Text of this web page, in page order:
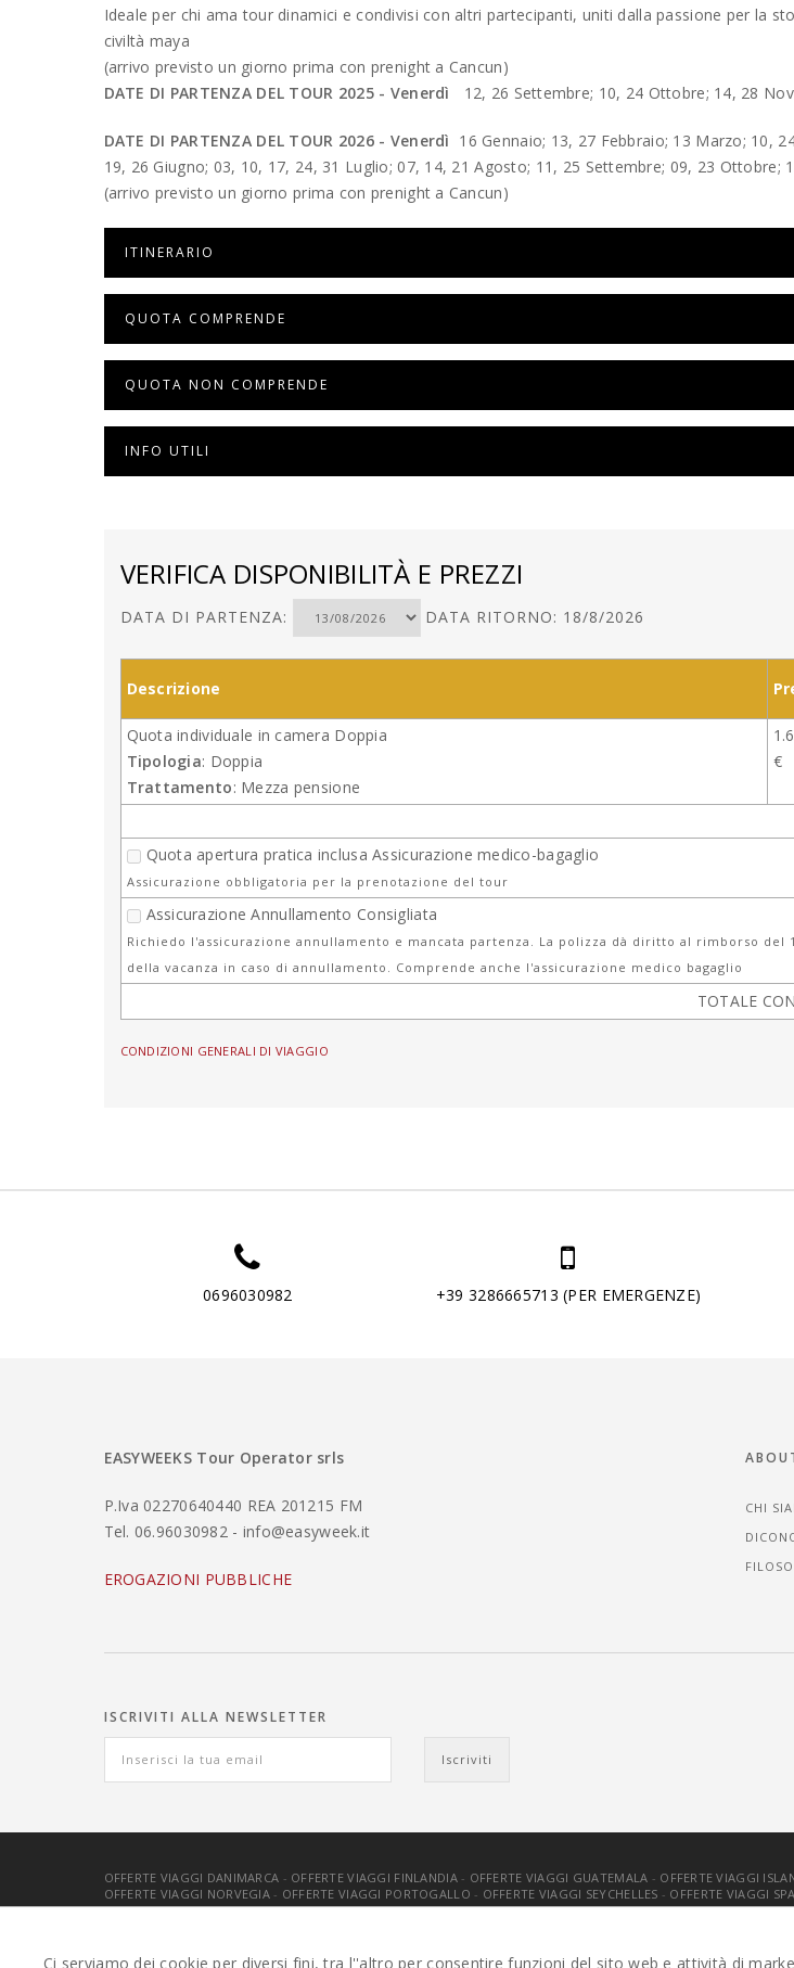
Ideale per chi ama tour dinamici e condivisi con altri partecipanti, uniti dalla passione per la
civiltà maya
(arrivo previsto un giorno prima con prenight a Cancun)
DATE DI PARTENZA DEL TOUR 2025 - Venerdì
12, 26 Settembre; 10, 24 Ottobre; 14, 28
DATE DI PARTENZA DEL TOUR 2026 - Venerdì 16 Gennaio; 13, 27 Febbraio; 13 Marzo; 10,
19, 26 Giugno; 03, 10, 17, 24, 31 Luglio; 07, 14, 21 Agosto; 11, 25 Settembre; 09, 23 Ottobre;
(arrivo previsto un giorno prima con prenight a Cancun)
ITINERARIO
QUOTA COMPRENDE
QUOTA NON COMPRENDE
INFO UTILI
VERIFICA DISPONIBILITÀ E PREZZI
DATA DI PARTENZA: DATA RITORNO: 18/8/2026
Descrizione
Quota individuale in camera Doppia
Tipologia: Doppia
Trattamento: Mezza pensione
€
Quota apertura pratica inclusa Assicurazione medico-bagaglio
Assicurazione obbligatoria per la prenotazione del tour
Assicurazione Annullamento Consigliata
Richiedo l'assicurazione annullamento e mancata partenza. La polizza dà diritto al rimborso del
della vacanza in caso di annullamento. Comprende anche l'assicurazione medico bagaglio
TOTALE
CONDIZIONI GENERALI DI VIAGGIO
0696030982 +39 3286665713 (PER EMERGENZE)
EASYWEEKS Tour Operator srls
P.Iva 02270640440 REA 201215 FM
Tel. 06.96030982 - info@easyweek.it
EROGAZIONI PUBBLICHE
CHI
ISCRIVITI ALLA NEWSLETTER
OFFERTE VIAGGI DANIMARCA - OFFERTE VIAGGI FINLANDIA- OFFERTE VIAGGI GUATEMALA - OFFERTE VIAGGI
OFFERTE VIAGGI NORVEGIA- OFFERTE VIAGGI PORTOGALLO - OFFERTE VIAGGI SEYCHELLES - OFFERTE VIAGGI
Ci serviamo dei cookie per diversi fini, tra l''altro per consentire funzioni del sito web e attività di